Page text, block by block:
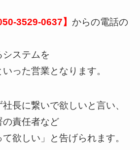
3529-0637】 からの電話の
ステムを
った営業となります。
長に繋いで欲しいと言い、
責任者など
て欲しい」と告げられます。